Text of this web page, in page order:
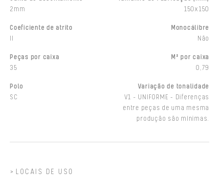
2mm
150x150
Coeficiente de atrito
Monocálibre
Não
Peças por caixa
35
M² por caixa
0,79
Polo
SC
Variação de tonalidade
V1 - UNIFORME - Diferenças
entre peças de uma mesma
produção são mínimas.
LOCAIS DE USO